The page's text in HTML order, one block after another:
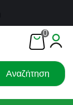
0
Αναζήτηση